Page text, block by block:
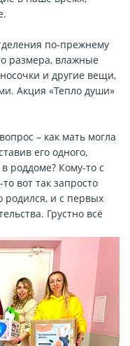
по-прежнему
размера, влажные
и другие вещи,
Акция «Тепло души»
– как мать могла
его одного,
роддоме? Кому-то с
вот так запросто
родился, и с первых
Грустно всё